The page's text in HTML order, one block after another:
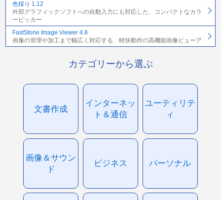
色採り 1.12
外部グラフィックソフトへの自動入力にも対応した、コンパクトなカラ
ーピッカー
FastStone Image Viewer 4.8
画像の管理や加工まで幅広く対応する、軽快動作の高機能画像ビューア
カテゴリーから選ぶ
文書作成
インターネッ
ト＆通信
ユーティリテ
ィ
画像＆サウン
ド
ビジネス パーソナル